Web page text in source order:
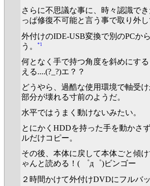
さらに不思議な事に、時々認識で
っぱ修復不可能と言う事で取り外し
外付けのIDE-USB変換で別のPCか
う。
*1
何となく手で持つ角度を斜めにす
える....(?_?)エ？？
どうやら、過酷な使用環境で軸受
部分が壊れる寸前のようだ。
水平ではうまく動けないみたい。
とにかくHDDを持った手を動かさ
ルだけコピー。
その後、本体に戻して本体ごと傾
ゃんと読める！( ゜д゜)ビンゴー
２時間かけて外付けDVDにフルバ